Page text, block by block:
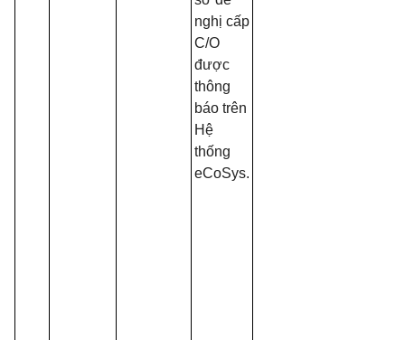
nghị cấp
C/O
được
thông
báo trên
Hệ
thống
eCoSys.